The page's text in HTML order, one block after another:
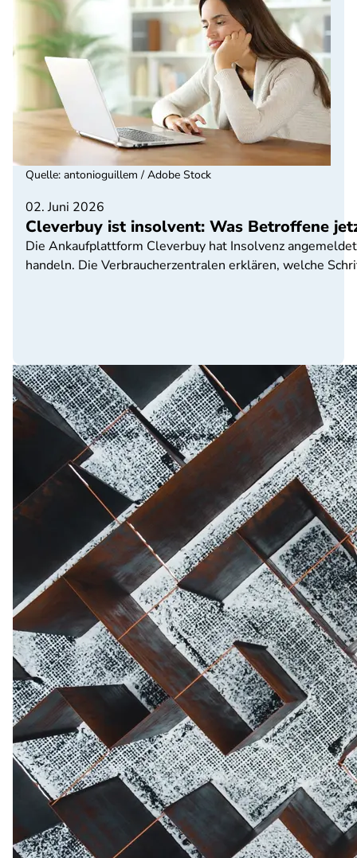
02. Juni 2026
Cleverbuy ist insolvent: Was Betroffene
Die Ankaufplattform Cleverbuy hat Insolvenz
handeln. Die Verbraucherzentralen erklären, welche
Quelle: antonioguillem / Adobe Stock